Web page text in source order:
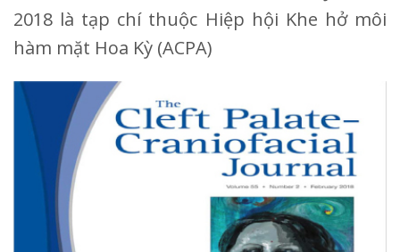
2018 là tạp chí thuộc Hiệp hội Khe hở môi
hàm mặt Hoa Kỳ (ACPA)